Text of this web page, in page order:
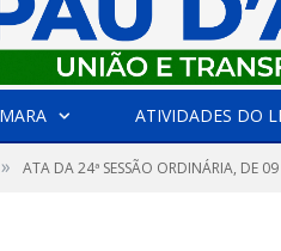
ATIVIDADES DO
» ATA DA 24ª SESSÃO ORDINÁRIA, DE